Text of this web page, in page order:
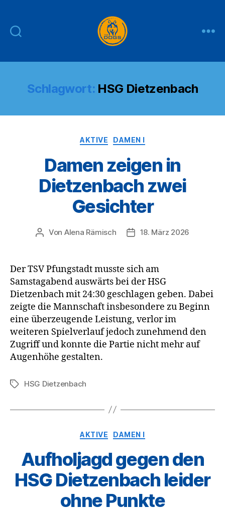
DOGS
Schlagwort: HSG Dietzenbach
Kategorien
AKTIVE DAMEN I
Damen zeigen in
Dietzenbach zwei
Gesichter
Beitragsautor
Von Alena Rämisch Veröffentlichungsdatum
18. März 2026
Der TSV Pfungstadt musste sich am
Samstagabend auswärts bei der HSG
Dietzenbach mit 24:30 geschlagen geben. Dabei
zeigte die Mannschaft insbesondere zu Beginn
eine überzeugende Leistung, verlor im
weiteren Spielverlauf jedoch zunehmend den
Zugriff und konnte die Partie nicht mehr auf
Augenhöhe gestalten.
Schlagwörter
HSG Dietzenbach
Kategorien
AKTIVE DAMEN I
Aufholjagd gegen den
HSG Dietzenbach leider
ohne Punkte